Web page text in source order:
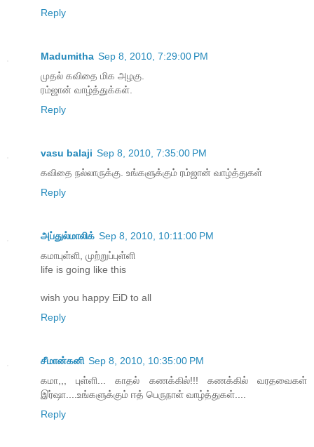
Reply
Madumitha Sep 8, 2010, 7:29:00 PM
முதல் கவிதை மிக அழகு.
ரம்ஜான் வாழ்த்துக்கள்.
Reply
vasu balaji Sep 8, 2010, 7:35:00 PM
கவிதை நல்லாருக்கு. உங்களுக்கும் ரம்ஜான் வாழ்த்துகள்
Reply
அப்துல்மாலிக் Sep 8, 2010, 10:11:00 PM
கமாபுள்ளி, முற்றுப்புள்ளி
life is going like this
wish you happy EiD to all
Reply
சீமான்கனி Sep 8, 2010, 10:35:00 PM
கமா,,, புள்ளி... காதல் கணக்கில்!!! கணக்கில் வரதவைகள்
இர்ஷா....உங்களுக்கும் ஈத் பெருநாள் வாழ்த்துகள்....
Reply